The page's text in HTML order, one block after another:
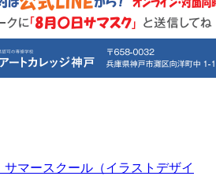
サマースクール（イラストデザイ